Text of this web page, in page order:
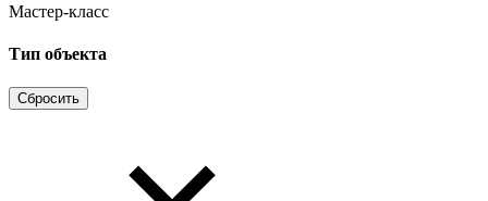
Мастер-класс
Тип объекта
Сбросить